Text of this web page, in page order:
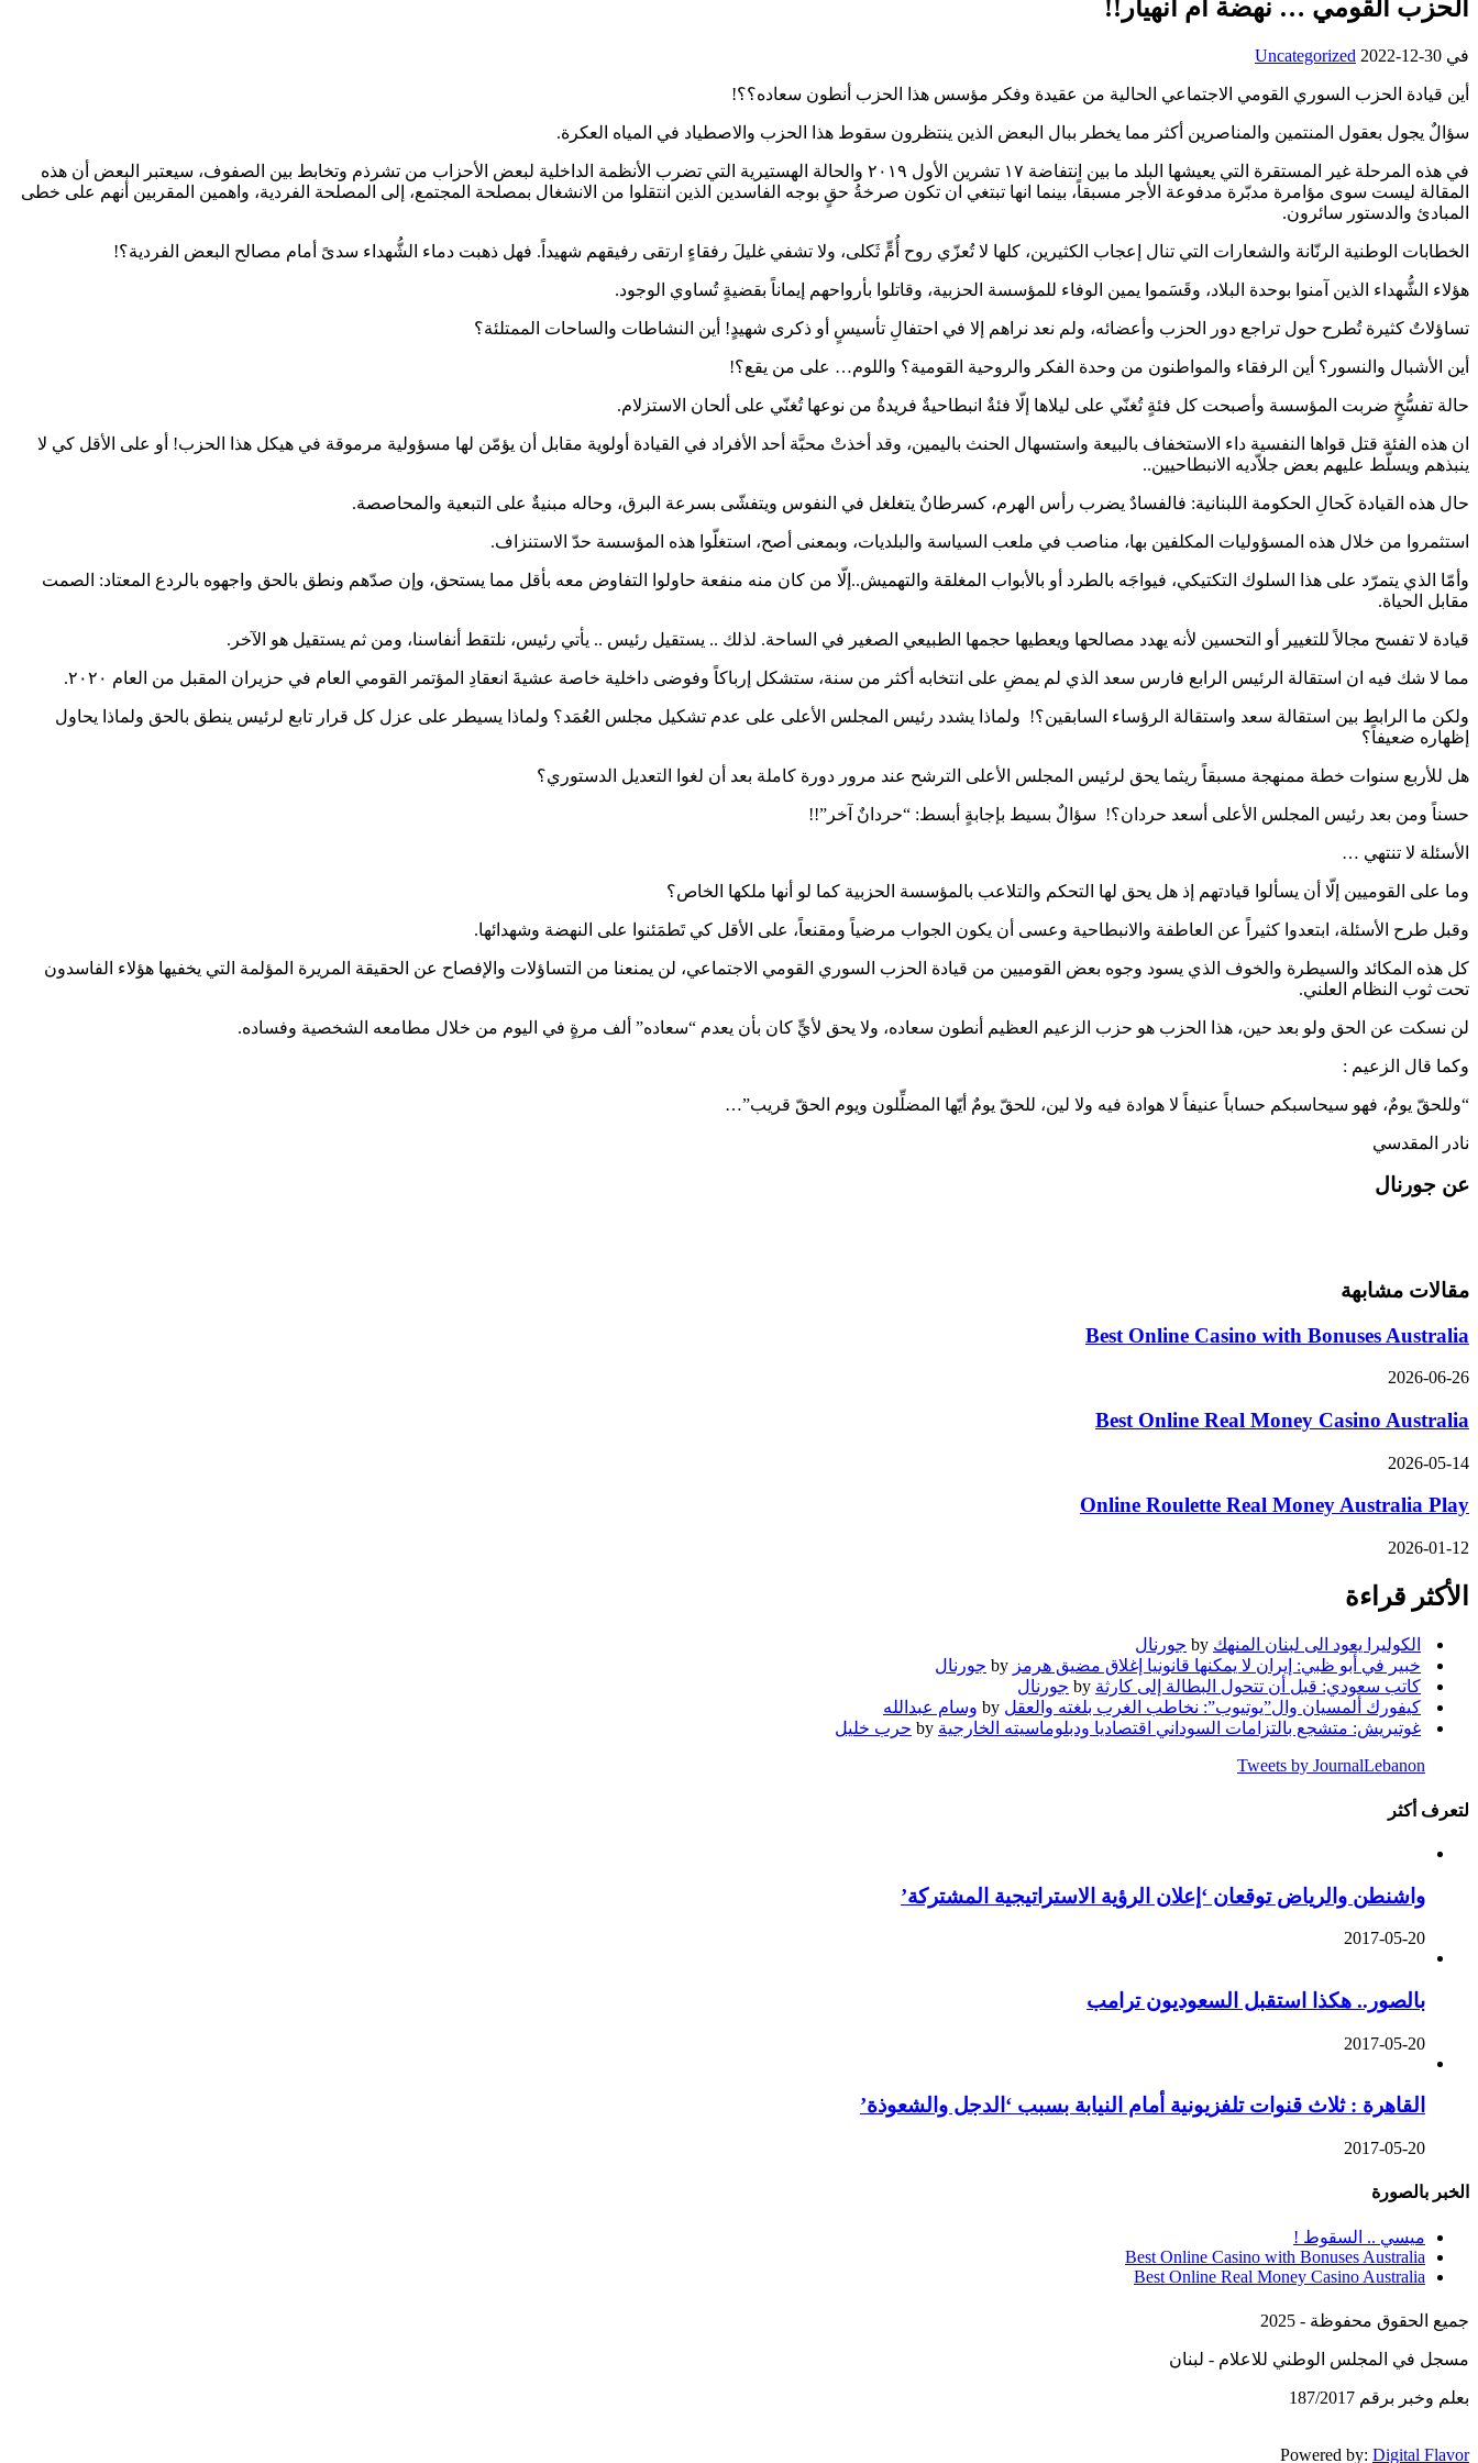
الحزب القومي … نهضة أم انهيار!!
في Uncategorized 2022-12-30
أين قيادة الحزب السوري القومي الاجتماعي الحالية من عقيدة وفكر مؤسس هذا الحزب أنطون سعاده؟؟!
سؤالٌ يجول بعقول المنتمين والمناصرين أكثر مما يخطر ببال البعض الذين ينتظرون سقوط هذا الحزب والاصطياد في المياه العكرة.
في هذه المرحلة غير المستقرة التي يعيشها البلد ما بين انتفاضة ١٧ تشرين الأول ٢٠١٩ والحالة الهستيرية التي تضرب الأنظمة الداخلية لبعض الأحزاب من تشرذم وتخابط بين الصفوف، سيعتبر البعض أن هذه
المقالة ليست سوى مؤامرة مدبّرة مدفوعة الأجر مسبقاً، بينما انها تبتغي ان تكون صرخةُ حقٍ بوجه الفاسدين الذين انتقلوا من الانشغال بمصلحة المجتمع، إلى المصلحة الفردية، واهمين المقربين أنهم على خطى
المبادئ والدستور سائرون.
الخطابات الوطنية الرنّانة والشعارات التي تنال إعجاب الكثيرين، كلها لا تُعزّي روح أُمٍّ ثَكلى، ولا تشفي غليلَ رفقاءٍ ارتقى رفيقهم شهيداً. فهل ذهبت دماء الشُّهداء سدىً أمام مصالح البعض الفردية؟!
هؤلاء الشُّهداء الذين آمنوا بوحدة البلاد، وقَسَموا يمين الوفاء للمؤسسة الحزبية، وقاتلوا بأرواحهم إيماناً بقضيةٍ تُساوي الوجود.
تساؤلاتٌ كثيرة تُطرح حول تراجع دور الحزب وأعضائه، ولم نعد نراهم إلا في احتفالِ تأسيسٍ أو ذكرى شهيدٍ! أين النشاطات والساحات الممتلئة؟
أين الأشبال والنسور؟ أين الرفقاء والمواطنون من وحدة الفكر والروحية القومية؟ واللوم… على من يقع؟!
حالة تفسُّخٍ ضربت المؤسسة وأصبحت كل فئةٍ تُغنّي على ليلاها إلّا فئةٌ انبطاحيةٌ فريدةٌ من نوعها تُغنّي على ألحان الاستزلام.
ان هذه الفئة قتل قواها النفسية داء الاستخفاف بالبيعة واستسهال الحنث باليمين، وقد أخذتْ محبَّة أحد الأفراد في القيادة أولوية مقابل أن يؤمّن لها مسؤولية مرموقة في هيكل هذا الحزب! أو على الأقل كي لا
ينبذهم ويسلّط عليهم بعض جلاّديه الانبطاحيين..
حال هذه القيادة كَحالِ الحكومة اللبنانية: فالفسادٌ يضرب رأس الهرم، كسرطانٌ يتغلغل في النفوس ويتفشّى بسرعة البرق، وحاله مبنيةٌ على التبعية والمحاصصة.
استثمروا من خلال هذه المسؤوليات المكلفين بها، مناصب في ملعب السياسة والبلديات، وبمعنى أصح، استغلّوا هذه المؤسسة حدّ الاستنزاف.
وأمّا الذي يتمرّد على هذا السلوك التكتيكي، فيواجَه بالطرد أو بالأبواب المغلقة والتهميش..إلّا من كان منه منفعة حاولوا التفاوض معه بأقل مما يستحق، وإن صدّهم ونطق بالحق واجهوه بالردع المعتاد: الصمت
مقابل الحياة.
قيادة لا تفسح مجالاً للتغيير أو التحسين لأنه يهدد مصالحها ويعطيها حجمها الطبيعي الصغير في الساحة. لذلك .. يستقيل رئيس .. يأتي رئيس، نلتقط أنفاسنا، ومن ثم يستقيل هو الآخر.
مما لا شك فيه ان استقالة الرئيس الرابع فارس سعد الذي لم يمضِ على انتخابه أكثر من سنة، ستشكل إرباكاً وفوضى داخلية خاصة عشيةَ انعقادِ المؤتمر القومي العام في حزيران المقبل من العام ٢٠٢٠.
ولكن ما الرابط بين استقالة سعد واستقالة الرؤساء السابقين؟! ولماذا يشدد رئيس المجلس الأعلى على عدم تشكيل مجلس العُمَد؟ ولماذا يسيطر على عزل كل قرار تابع لرئيس ينطق بالحق ولماذا يحاول
إظهاره ضعيفاً؟
هل للأربع سنوات خطة ممنهجة مسبقاً ريثما يحق لرئيس المجلس الأعلى الترشح عند مرور دورة كاملة بعد أن لغوا التعديل الدستوري؟
حسناً ومن بعد رئيس المجلس الأعلى أسعد حردان؟! سؤالٌ بسيط بإجابةٍ أبسط: “حردانٌ آخر”!!
الأسئلة لا تنتهي …
وما على القوميين إلّا أن يسألوا قيادتهم إذ هل يحق لها التحكم والتلاعب بالمؤسسة الحزبية كما لو أنها ملكها الخاص؟
وقبل طرح الأسئلة، ابتعدوا كثيراً عن العاطفة والانبطاحية وعسى أن يكون الجواب مرضياً ومقنعاً، على الأقل كي تَطمَئنوا على النهضة وشهدائها.
كل هذه المكائد والسيطرة والخوف الذي يسود وجوه بعض القوميين من قيادة الحزب السوري القومي الاجتماعي، لن يمنعنا من التساؤلات والإفصاح عن الحقيقة المريرة المؤلمة التي يخفيها هؤلاء الفاسدون
تحت ثوب النظام العلني.
لن نسكت عن الحق ولو بعد حين، هذا الحزب هو حزب الزعيم العظيم أنطون سعاده، ولا يحق لأيٍّ كان بأن يعدم “سعاده” ألف مرةٍ في اليوم من خلال مطامعه الشخصية وفساده.
وكما قال الزعيم :
“وللحقّ يومٌ، فهو سيحاسبكم حساباً عنيفاً لا هوادة فيه ولا لين، للحقّ يومٌ أيّها المضلِّلون ويوم الحقّ قريب”…
نادر المقدسي
عن جورنال
مقالات مشابهة
Best Online Casino with Bonuses Australia
2026-06-26
Best Online Real Money Casino Australia
2026-05-14
Online Roulette Real Money Australia Play
2026-01-12
الأكثر قراءة
الكوليرا يعود الى لبنان المنهك by جورنال
خبير في أبو ظبي: إيران لا يمكنها قانونيا إغلاق مضيق هرمز by جورنال
كاتب سعودي: قبل أن تتحول البطالة إلى كارثة by جورنال
كيفورك ألمسيان وال”يوتيوب”: نخاطب الغرب بلغته والعقل by وسام عبدالله
غوتيريش: متشجع بالتزامات السوداني اقتصاديا ودبلوماسيته الخارجية by حرب خليل
Tweets by JournalLebanon
لتعرف أكثر
واشنطن والرياض توقعان ‘إعلان الرؤية الاستراتيجية المشتركة’
2017-05-20
بالصور.. هكذا استقبل السعوديون ترامب
2017-05-20
القاهرة : ثلاث قنوات تلفزيونية أمام النيابة بسبب ‘الدجل والشعوذة’
2017-05-20
الخبر بالصورة
ميسي .. السقوط !
Best Online Casino with Bonuses Australia
Best Online Real Money Casino Australia
جميع الحقوق محفوظة - 2025
مسجل في المجلس الوطني للاعلام - لبنان
بعلم وخبر برقم 187/2017
Powered by: Digital Flavor